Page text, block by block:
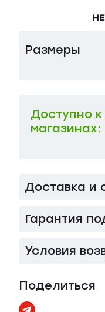
Размеры
Доступно к
магазинах:
Доставка и
Гарантия
Условия
Поделиться